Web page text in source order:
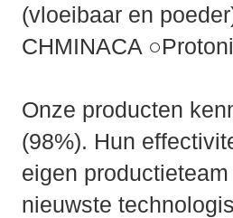
(vloeibaar en
CHMINACA
Onze producten
(98%). Hun
eigen
nieuwste